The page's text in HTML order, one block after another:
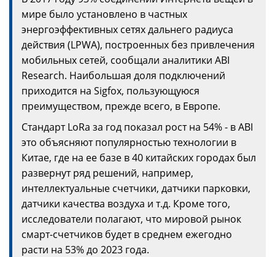
мире было установлено в частных
энергоэффективных сетях дальнего радиуса
действия (LPWA), построенных без привлечения
мобильных сетей, сообщали аналитики ABI
Research. Наибольшая доля подключений
приходится на Sigfox, пользующуюся
преимуществом, прежде всего, в Европе.
Стандарт LoRa за год показал рост на 54% - в ABI
это объясняют популярностью технологии в
Китае, где на ее базе в 40 китайских городах был
развернут ряд решений, например,
интеллектуальные счетчики, датчики парковки,
датчики качества воздуха и т.д. Кроме того,
исследователи полагают, что мировой рынок
смарт-счетчиков будет в среднем ежегодно
расти на 53% до 2023 года.